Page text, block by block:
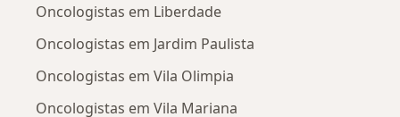
Oncologistas em Liberdade
Oncologistas em Jardim Paulista
Oncologistas em Vila Olimpia
Oncologistas em Vila Mariana